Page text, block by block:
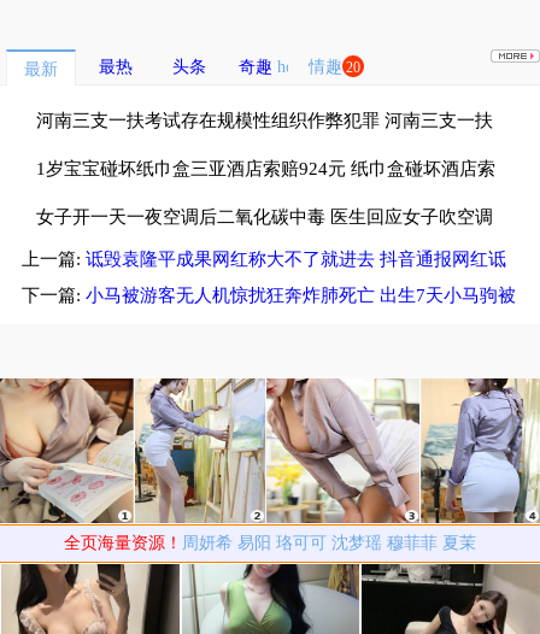
最新 最热 头条 奇趣 情趣 20
河南三支一扶考试存在规模性组织作弊犯罪 河南三支一扶
考试按人头给分数
1岁宝宝碰坏纸巾盒三亚酒店索赔924元 纸巾盒碰坏酒店索
赔924
女子开一天一夜空调后二氧化碳中毒 医生回应女子吹空调
中毒
上一篇: 诋毁袁隆平成果网红称大不了就进去 抖音通报网红诋
毁袁隆平
下一篇: 小马被游客无人机惊扰狂奔炸肺死亡 出生7天小马驹被
全页海量资源！ 周妍希 易阳 珞可可 沈梦瑶 穆菲菲 夏茉